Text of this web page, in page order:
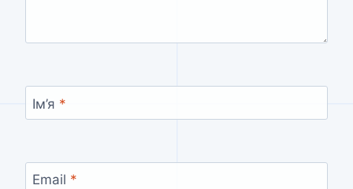
Ім’я *
Email *